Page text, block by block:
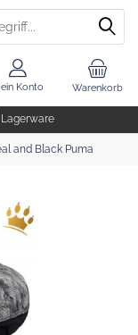
Warenkorb
Konto
and Black Puma